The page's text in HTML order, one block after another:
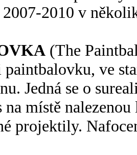
2010 v
(The
ve
Jedná se o
místě
projektily.